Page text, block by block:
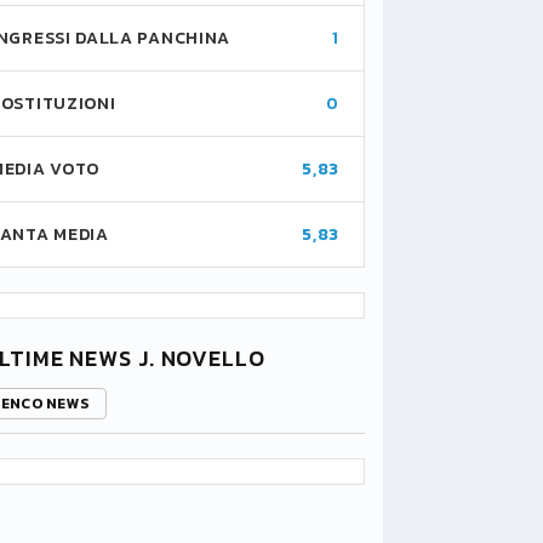
DALLA PANCHINA 1
0
VOTO 5,83
MEDIA 5,83
NEWS J. NOVELLO
NEWS